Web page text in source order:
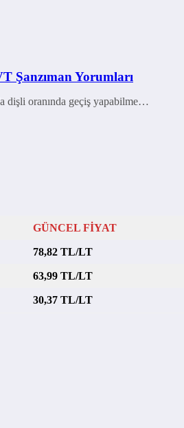
Şanzıman Yorumları
dişli oranında geçiş yapabilme…
GÜNCEL FİYAT
78,82 TL/LT
63,99 TL/LT
30,37 TL/LT